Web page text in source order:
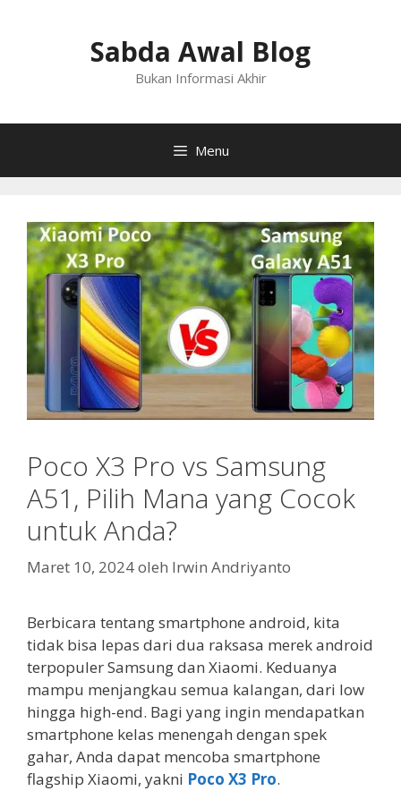
Sabda Awal Blog
Bukan Informasi Akhir
Menu
Poco X3 Pro vs Samsung
A51, Pilih Mana yang Cocok
untuk Anda?
Maret 10, 2024oleh Irwin Andriyanto
Berbicara tentang smartphone android, kita
tidak bisa lepas dari dua raksasa merek android
terpopuler Samsung dan Xiaomi. Keduanya
mampu menjangkau semua kalangan, dari low
hingga high-end. Bagi yang ingin mendapatkan
smartphone kelas menengah dengan spek
gahar, Anda dapat mencoba smartphone
flagship Xiaomi, yakni Poco X3 Pro.